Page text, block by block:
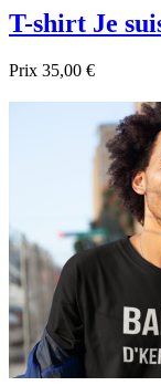
T-shirt Je
Prix 35,00 €
Aperçu rapide
Noir